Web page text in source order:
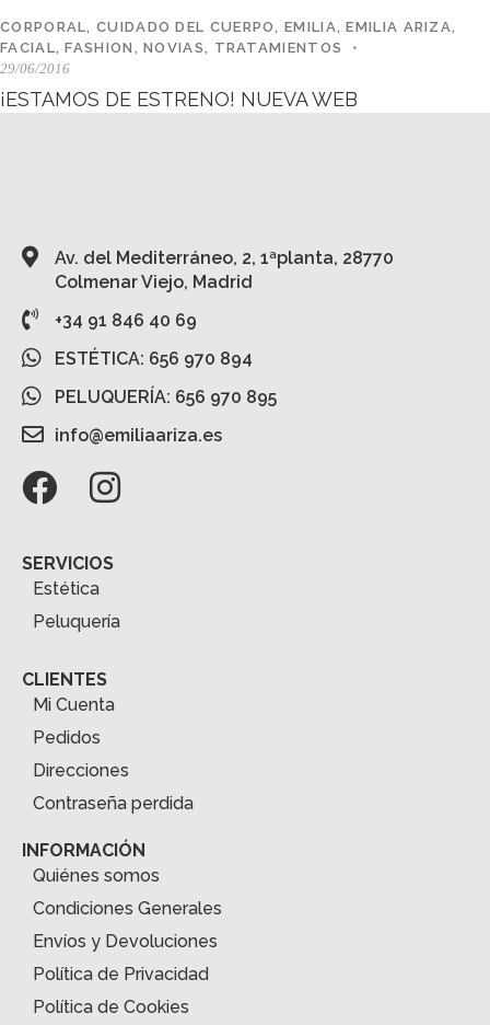
CORPORAL,CUIDADO DEL CUERPO,EMILIA,EMILIA ARIZA,
FACIAL,FASHION ,NOVIAS, TRATAMIENTOS
29/06/2016
¡ESTAMOS DE ESTRENO! NUEVA WEB
Av. del Mediterráneo, 2, 1ªplanta, 28770
Colmenar Viejo, Madrid
+34 91 846 40 69
ESTÉTICA: 656 970 894
PELUQUERÍA: 656 970 895
info@emiliaariza.es
SERVICIOS
Estética
Peluquería
CLIENTES
Mi Cuenta
Pedidos
Direcciones
Contraseña perdida
INFORMACIÓN
Quiénes somos
Condiciones Generales
Envíos y Devoluciones
Política de Privacidad
Política de Cookies